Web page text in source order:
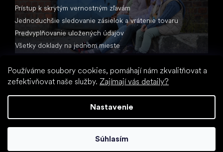
Používáme soubory cookies, pomáhají nám zkvalitňovat a
zefektivňovat naše služby. Zajímají vás detaily?
Nastavenie
Súhlasím
Prístup k skrytým vernostným zľavám
Jednoduchšie sledovanie zásielok a vrátenie tovaru
Predvyplňovanie uložených údajov
Všetky doklady na jednom mieste
Vytvoril Shoptet
Little Shoes.sk. Všetky práva vyhradené.